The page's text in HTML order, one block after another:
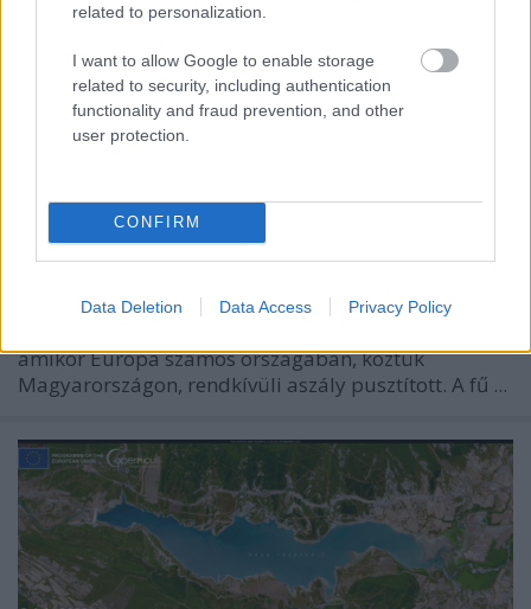
related to personalization.
I want to allow Google to enable storage
related to security, including authentication
functionality and fraud prevention, and other
user protection.
CONFIRM
Data Deletion Data Access Privacy Policy
Európa Pont•2023. június 13.
amikor Európa számos országában, köztük
Magyarországon, rendkívüli aszály pusztított. A fű ...